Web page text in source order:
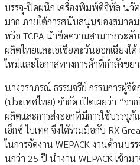
บรรจุ-ปิดผนึก เครื่องพิมพ์ดิจิทัล นวั
มาก ภายใต้การสนับสนุนของสมาค
หรือ TCPA นำขีดความสามารถระดั
ผลิตไทยและเอเชียตะวันออกเฉียง
ใหม่และโอกาสทางการค้าที่กำลังขย
นางวราภรณ์ ธรรมจรีย์ กรรมการผู้จั
(ประเทศไทย) จำกัด เปิดเผยว่า “จา
ผลิตและการส่งออกที่มีการใช้บรรจุ
เอ็กซ์ ไบเทค จึงได้ร่วมมือกับ RX
ในการจัดงาน WEPACK งานด้านบ
นกว่า 25 ปี นำงาน WEPACK เข้าม